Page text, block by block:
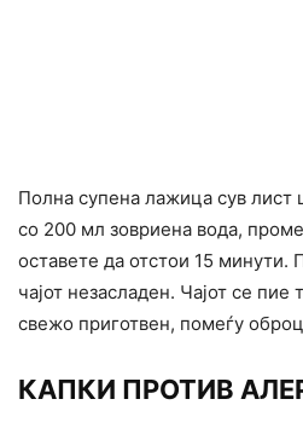
Полна супена лажица сув лист
со 200 мл зовриена вода,
оставете да отстои 15 минути.
чајот незасладен. Чајот се
свежо приготвен, помеѓу
КАПКИ ПРОТИВ